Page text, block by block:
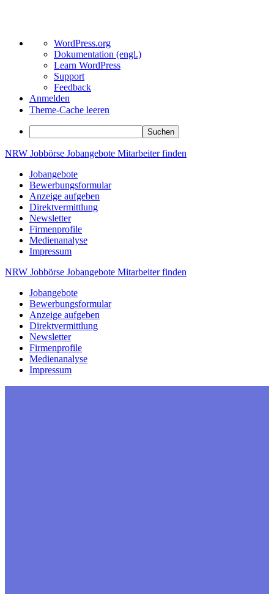
Über
WordPress
WordPress.org
Dokumentation (engl.)
Learn WordPress
Support
Feedback
Anmelden
Theme-Cache leeren
Suchen
Zum
springen
NRW Jobbörse Jobangebote Mitarbeiterfinden
Jobangebote
Bewerbungsformular
Anzeige aufgeben
Direktvermittlung
Newsletter
Firmenprofile
Medienanalyse
Impressum
NRW Jobbörse Jobangebote Mitarbeiterfinden
Jobangebote
Bewerbungsformular
Anzeige aufgeben
Direktvermittlung
Newsletter
Firmenprofile
Medienanalyse
Impressum